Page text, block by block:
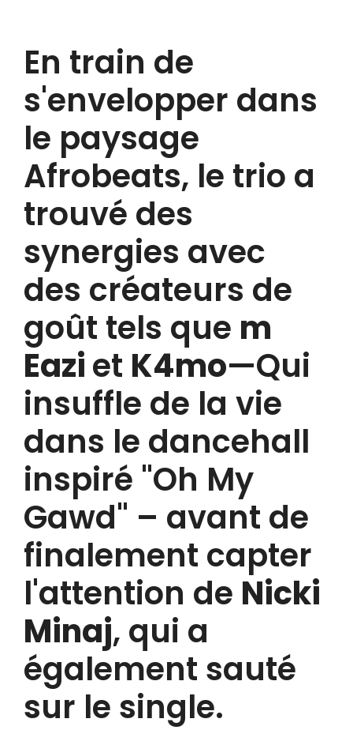
En train de
s'envelopper dans
le paysage
Afrobeats, le trio a
trouvé des
synergies avec
des créateurs de
goût tels que m
Eaziet K4mo—Qui
insuffle de la vie
dans le dancehall
inspiré "Oh My
Gawd" – avant de
finalement capter
l'attention de Nicki
Minaj, qui a
également sauté
sur le single.